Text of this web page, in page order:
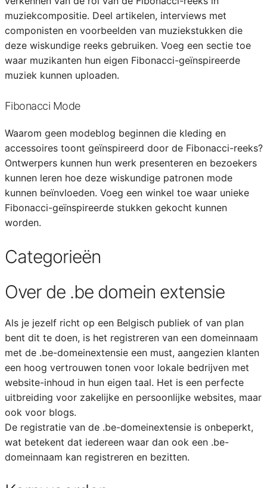
muziekcompositie. Deel artikelen, interviews met
componisten en voorbeelden van muziekstukken die
deze wiskundige reeks gebruiken. Voeg een sectie toe
waar muzikanten hun eigen Fibonacci-geïnspireerde
muziek kunnen uploaden.
Fibonacci Mode
Waarom geen modeblog beginnen die kleding en
accessoires toont geïnspireerd door de Fibonacci-reeks?
Ontwerpers kunnen hun werk presenteren en bezoekers
kunnen leren hoe deze wiskundige patronen mode
kunnen beïnvloeden. Voeg een winkel toe waar unieke
Fibonacci-geïnspireerde stukken gekocht kunnen
worden.
Categorieën
Over de .be domein extensie
Als je jezelf richt op een Belgisch publiek of van plan
bent dit te doen, is het registreren van een domeinnaam
met de .be-domeinextensie een must, aangezien klanten
een hoog vertrouwen tonen voor lokale bedrijven met
website-inhoud in hun eigen taal. Het is een perfecte
uitbreiding voor zakelijke en persoonlijke websites, maar
ook voor blogs.
De registratie van de .be-domeinextensie is onbeperkt,
wat betekent dat iedereen waar dan ook een .be-
domeinnaam kan registreren en bezitten.